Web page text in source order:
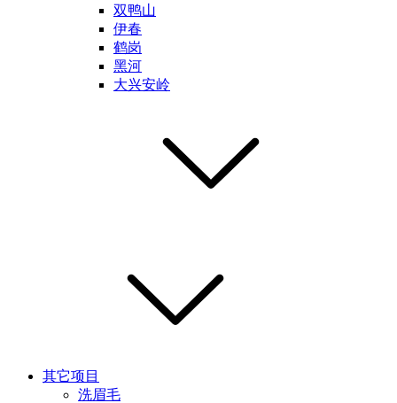
双鸭山
伊春
鹤岗
黑河
大兴安岭
其它项目
洗眉毛